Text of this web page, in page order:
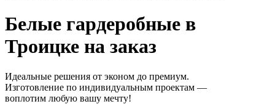
Белые гардеробные в
Троицке на заказ
Идеальные решения от эконом до премиум.
Изготовление по индивидуальным проектам —
воплотим любую вашу мечту!